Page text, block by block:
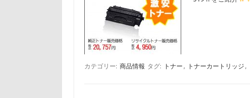
カテゴリー: 商品情報 タグ: トナー , トナーカートリッジ ,